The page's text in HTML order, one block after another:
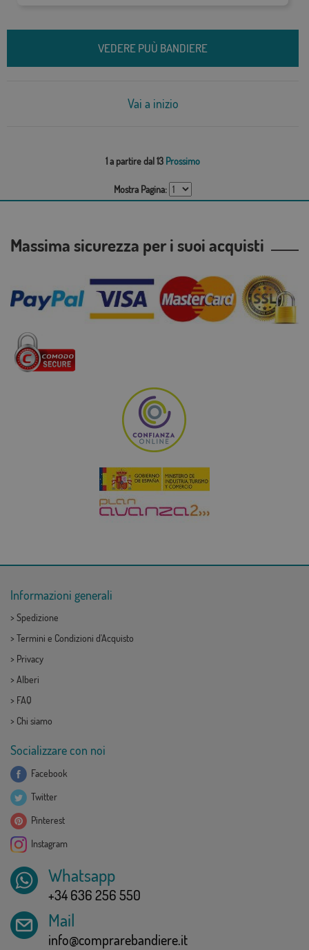
VEDERE PUÙ BANDIERE
Vai a inizio
1 a partire dal 13 Prossimo
Mostra Pagina:
Massima sicurezza per i suoi acquisti
Informazioni generali
> Spedizione
> Termini e Condizioni d'Acquisto
> Privacy
> Alberi
> FAQ
> Chi siamo
Socializzare con noi
Facebook
Twitter
Pinterest
Instagram
Whatsapp
+34 636 256 550
Mail
info@comprarebandiere.it